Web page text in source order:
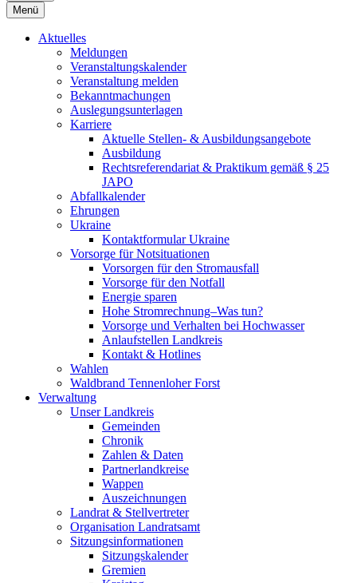
Menü
Aktuelles
Meldungen
Veranstaltungskalender
Veranstaltung melden
Bekanntmachungen
Auslegungsunterlagen
Karriere
Aktuelle Stellen- & Ausbildungsangebote
Ausbildung
Rechtsreferendariat & Praktikum gemäß § 25
JAPO
Abfallkalender
Ehrungen
Ukraine
Kontaktformular Ukraine
Vorsorge für Notsituationen
Vorsorgen für den Stromausfall
Vorsorge für den Notfall
Energie sparen
Hohe Stromrechnung–Was tun?
Vorsorge und Verhalten bei Hochwasser
Anlaufstellen Landkreis
Kontakt & Hotlines
Wahlen
Waldbrand Tennenloher Forst
Verwaltung
Unser Landkreis
Gemeinden
Chronik
Zahlen & Daten
Partnerlandkreise
Wappen
Auszeichnungen
Landrat & Stellvertreter
Organisation Landratsamt
Sitzungsinformationen
Sitzungskalender
Gremien